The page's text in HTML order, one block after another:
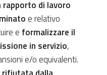
rapporto di lavoro
e relativo
e formalizzare il
in servizio,
e/o equivalenti.